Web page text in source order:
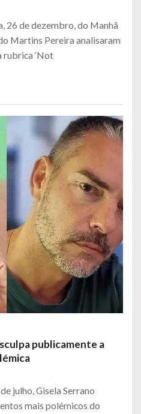
26 de dezembro, do Manhã
Martins Pereira analisaram
rubrica ‘Not
publicamente a
julho, Gisela Serrano
mais polémicos do